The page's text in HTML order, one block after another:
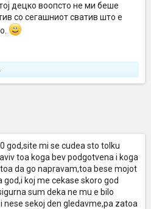
децко воопсто не ми беше
со сегашниот сватив што е
god,site mi se cudea sto tolku
toa koga bev podgotvena i koga
da go napravam,toa bese mojot
koj me cekase skoro god
sum deka ne mu e bilo
nese sekoj den gledavme,pa zatoa